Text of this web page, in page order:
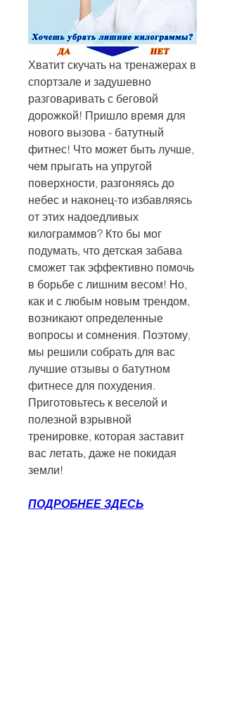
Хватит скучать на тренажерах в
спортзале и задушевно
разговаривать с беговой
дорожкой! Пришло время для
нового вызова - батутный
фитнес! Что может быть лучше,
чем прыгать на упругой
поверхности, разгоняясь до
небес и наконец-то избавляясь
от этих надоедливых
килограммов? Кто бы мог
подумать, что детская забава
сможет так эффективно помочь
в борьбе с лишним весом! Но,
как и с любым новым трендом,
возникают определенные
вопросы и сомнения. Поэтому,
мы решили собрать для вас
лучшие отзывы о батутном
фитнесе для похудения.
Приготовьтесь к веселой и
полезной взрывной
тренировке, которая заставит
вас летать, даже не покидая
земли!
ПОДРОБНЕЕ ЗДЕСЬ